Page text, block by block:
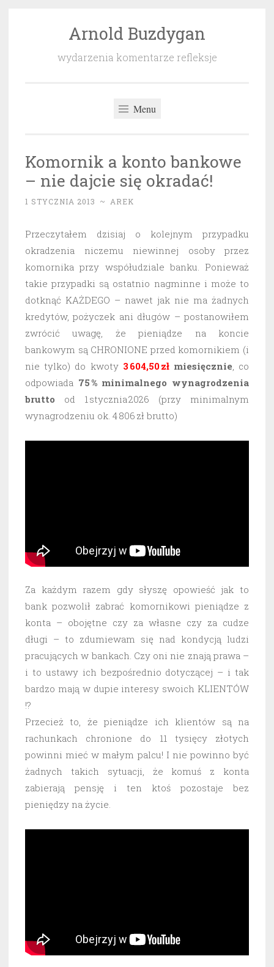
Arnold Buzdygan
wydarzenia komentarze refleksje
Menu
Komornik a konto bankowe
– nie dajcie się okradać!
1 STYCZNIA 2013 ~ AREK
Przeczytałem dzisiaj o kolejnym przypadku
okradzenia niczemu niewinnej osoby przez
komornika przy współudziale banku. Ponieważ
takie przypadki są ostatnio nagminne i może to
dotknąć KAŻDEGO – nawet jak nie ma żadnych
kredytów, pożyczek ani długów – postanowiłem
zwrócić uwagę, że pieniądze na koncie
bankowym są CHRONIONE przed komornikiem (i
nie tylko) do kwoty 3 604,50 złmiesięcznie, co
odpowiada 75 % minimalnego wynagrodzenia
brutto od 1 stycznia 2026 (przy minimalnym
wynagrodzeniu ok. 4 806 zł brutto)
Za każdym razem gdy słyszę opowieść jak to
bank pozwolił zabrać komornikowi pieniądze z
konta – obojętne czy za własne czy za cudze
długi – to zdumiewam się nad kondycją ludzi
pracujących w bankach. Czy oni nie znają prawa –
i to ustawy ich bezpośrednio dotyczącej – i tak
bardzo mają w dupie interesy swoich KLIENTÓW
!?
Przecież to, że pieniądze ich klientów są na
rachunkach chronione do 11 tysięcy złotych
powinni mieć w małym palcu! I nie powinno być
żadnych takich sytuacji, że komuś z konta
zabierają pensję i ten ktoś pozostaje bez
pieniędzy na życie.